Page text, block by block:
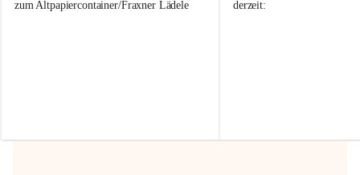
zum Altpapiercontainer/Fraxner Lädele
Hilfsbereitschaft!
derzeit: